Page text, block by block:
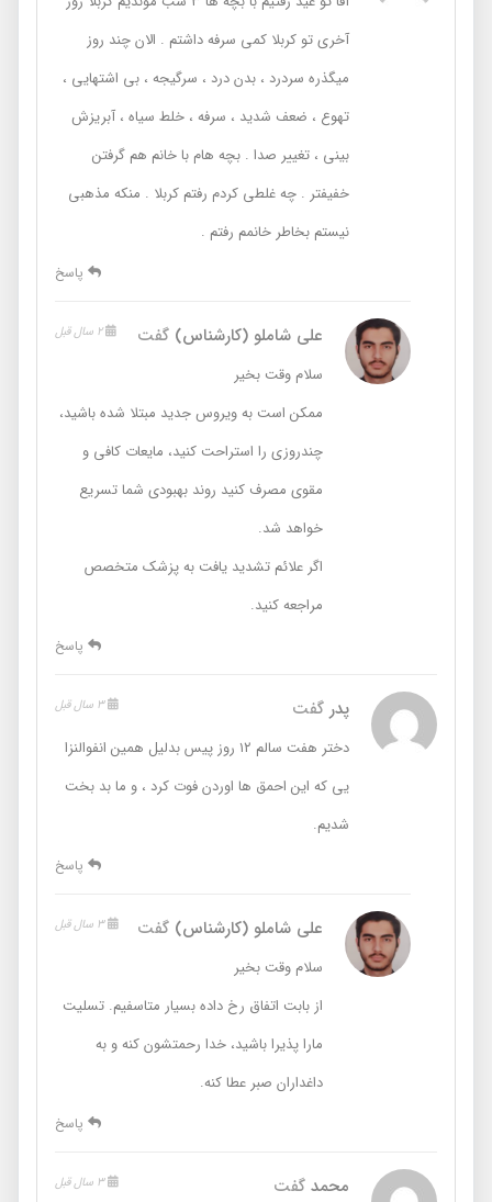
آخری تو کربلا کمی سرفه داشتم . الان چند روز
میگذره سردرد ، بدن درد ، سرگیجه ، بی اشتهایی ،
تهوع ، ضعف شدید ، سرفه ، خلط سیاه ، آبریزش
بینی ، تغییر صدا . بچه هام با خانم هم گرفتن
خفیفتر . چه غلطی کردم رفتم کربلا . منکه مذهبی
نیستم بخاطر خانمم رفتم .
پاسخ
علی شاملو (کارشناس)گفت
سلام وقت بخیر
ممکن است به ویروس جدید مبتلا شده باشید،
چندروزی را استراحت کنید، مایعات کافی و
مقوی مصرف کنید روند بهبودی شما تسریع
خواهد شد.
اگر علائم تشدید یافت به پزشک متخصص
مراجعه کنید.
پاسخ
پدر گفت
دختر هفت سالم ۱۲ روز پیس بدلیل همین انفوالنزا
یی که این احمق ها اوردن فوت کرد ، و ما بد بخت
شدیم.
پاسخ
علی شاملو (کارشناس)گفت 3 سال قبل
سلام وقت بخیر
از بابت اتفاق رخ داده بسیار متاسفیم. تسلیت
مارا پذیرا باشید، خدا رحمتشون کنه و به
داغداران صبر عطا کنه.
پاسخ
محمدگفت